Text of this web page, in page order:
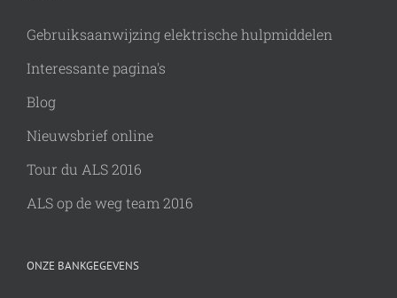
Gebruiksaanwijzing elektrische hulpmiddelen
Interessante pagina's
Blog
Nieuwsbrief online
Tour du ALS 2016
ALS op de weg team 2016
ONZE BANKGEGEVENS